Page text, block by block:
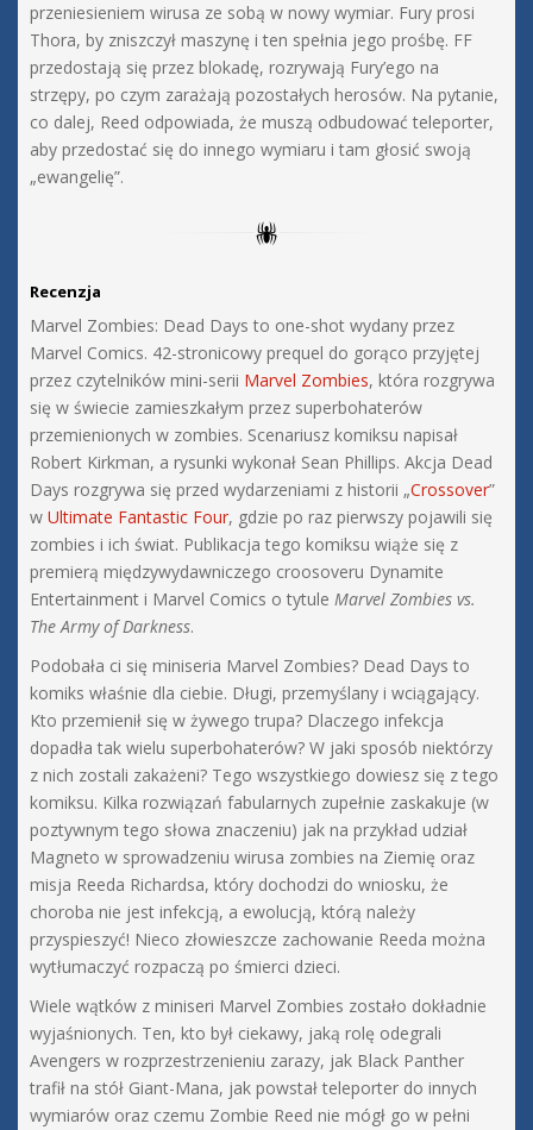
przeniesieniem wirusa ze sobą w nowy wymiar. Fury prosi
Thora, by zniszczył maszynę i ten spełnia jego prośbę. FF
przedostają się przez blokadę, rozrywają Fury’ego na
strzępy, po czym zarażają pozostałych herosów. Na pytanie,
co dalej, Reed odpowiada, że muszą odbudować teleporter,
aby przedostać się do innego wymiaru i tam głosić swoją
„ewangelię”.
Recenzja
Marvel Zombies: Dead Days to one-shot wydany przez
Marvel Comics. 42-stronicowy prequel do gorąco przyjętej
przez czytelników mini-serii Marvel Zombies, która rozgrywa
się w świecie zamieszkałym przez superbohaterów
przemienionych w zombies. Scenariusz komiksu napisał
Robert Kirkman, a rysunki wykonał Sean Phillips. Akcja Dead
Days rozgrywa się przed wydarzeniami z historii „Crossover”
w Ultimate Fantastic Four, gdzie po raz pierwszy pojawili się
zombies i ich świat. Publikacja tego komiksu wiąże się z
premierą międzywydawniczego croosoveru Dynamite
Entertainment i Marvel Comics o tytule Marvel Zombies vs.
The Army of Darkness.
Podobała ci się miniseria Marvel Zombies? Dead Days to
komiks właśnie dla ciebie. Długi, przemyślany i wciągający.
Kto przemienił się w żywego trupa? Dlaczego infekcja
dopadła tak wielu superbohaterów? W jaki sposób niektórzy
z nich zostali zakażeni? Tego wszystkiego dowiesz się z tego
komiksu. Kilka rozwiązań fabularnych zupełnie zaskakuje (w
poztywnym tego słowa znaczeniu) jak na przykład udział
Magneto w sprowadzeniu wirusa zombies na Ziemię oraz
misja Reeda Richardsa, który dochodzi do wniosku, że
choroba nie jest infekcją, a ewolucją, którą należy
przyspieszyć! Nieco złowieszcze zachowanie Reeda można
wytłumaczyć rozpaczą po śmierci dzieci.
Wiele wątków z miniseri Marvel Zombies zostało dokładnie
wyjaśnionych. Ten, kto był ciekawy, jaką rolę odegrali
Avengers w rozprzestrzenieniu zarazy, jak Black Panther
trafił na stół Giant-Mana, jak powstał teleporter do innych
wymiarów oraz czemu Zombie Reed nie mógł go w pełni